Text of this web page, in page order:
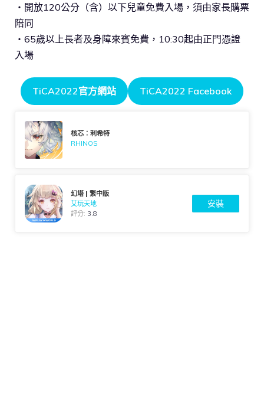
・開放120公分（含）以下兒童免費入場，須由家長購票
陪同
・65歲以上長者及身障來賓免費，10:30起由正門憑證
入場
TiCA2022官方網站 TiCA2022 Facebook
核芯：利希特
RHINOS
幻塔 | 繁中版
艾玩天地
評分: 3.8
安裝